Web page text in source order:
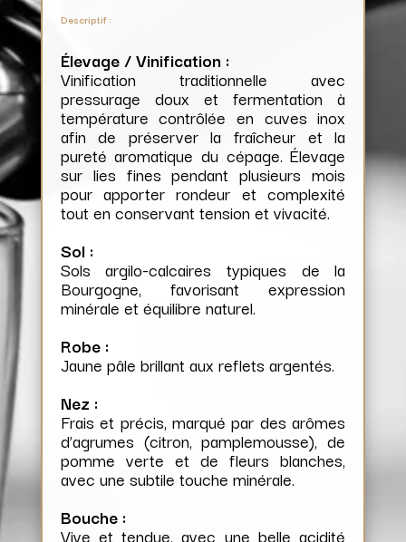
Descriptif :
Élevage / Vinification :
Vinification traditionnelle avec
pressurage doux et fermentation à
température contrôlée en cuves inox
afin de préserver la fraîcheur et la
pureté aromatique du cépage. Élevage
sur lies fines pendant plusieurs mois
pour apporter rondeur et complexité
tout en conservant tension et vivacité.
Sol :
Sols argilo-calcaires typiques de la
Bourgogne, favorisant expression
minérale et équilibre naturel.
Robe :
Jaune pâle brillant aux reflets argentés.
Nez :
Frais et précis, marqué par des arômes
d’agrumes (citron, pamplemousse), de
pomme verte et de fleurs blanches,
avec une subtile touche minérale.
Bouche :
Vive et tendue, avec une belle acidité